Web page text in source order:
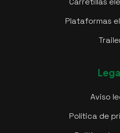
Plataformas
Aviso
Política de